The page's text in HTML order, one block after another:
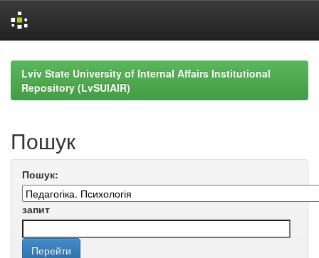
navigationLviv State University of Internal Affairs Institutional
Repository (LvSUIAIR)
Пошук
Пошук:
запит